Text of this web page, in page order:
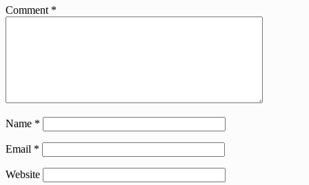
Comment *
Name *
Email *
Website